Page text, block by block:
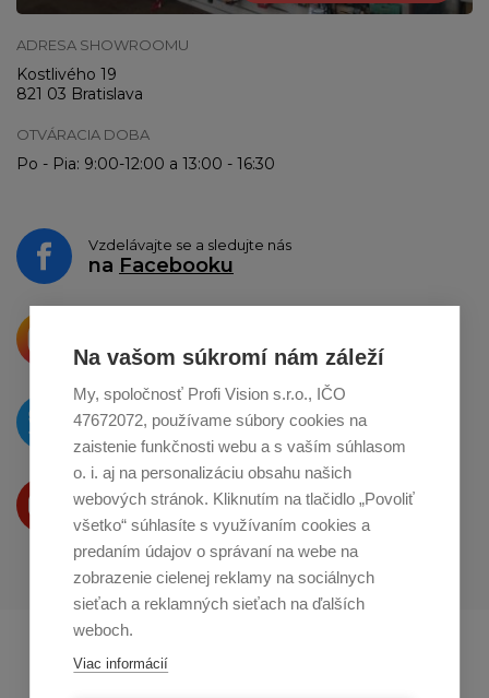
ADRESA SHOWROOMU
Kostlivého 19
821 03 Bratislava
OTVÁRACIA DOBA
Po - Pia: 9:00-12:00 a 13:00 - 16:30
Vzdelávajte se a sledujte nás
na Facebooku
o zdieľanie naInstagrame
O novinkách píšeme
naTwitteri
Produkty Vám predstavujeme
na Youtube
Profikuchař.cz
Na vašom súkromí nám záleží
My, spoločnosť Profi Vision s.r.o., IČO
47672072, používame súbory cookies na
zaistenie funkčnosti webu a s vaším súhlasom
o. i. aj na personalizáciu obsahu našich
webových stránok. Kliknutím na tlačidlo „Povoliť
všetko“ súhlasíte s využívaním cookies a
predaním údajov o správaní na webe na
zobrazenie cielenej reklamy na sociálnych
sieťach a reklamných sieťach na ďalších
weboch.
Viac informácií